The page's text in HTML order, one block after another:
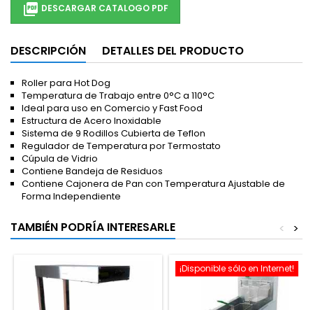
 DESCARGAR CATALOGO PDF
DESCRIPCIÓN DETALLES DEL PRODUCTO
Roller para Hot Dog
Temperatura de Trabajo entre 0°C a 110°C
Ideal para uso en Comercio y Fast Food
Estructura de Acero Inoxidable
Sistema de 9 Rodillos Cubierta de Teflon
Regulador de Temperatura por Termostato
Cúpula de Vidrio
Contiene Bandeja de Residuos
Contiene Cajonera de Pan con Temperatura Ajustable de
Forma Independiente
TAMBIÉN PODRÍA INTERESARLE >
<
¡Disponible sólo en Internet!